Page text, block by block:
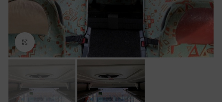
Click to enlarge